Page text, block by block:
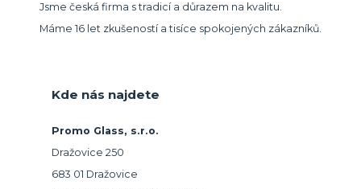
Jsme česká firma s tradicí a důrazem na kvalitu.
Máme 16 let zkušeností a tisíce spokojených zákazníků.
Kde nás najdete
Promo Glass, s.r.o.
Dražovice 250
683 01 Dražovice